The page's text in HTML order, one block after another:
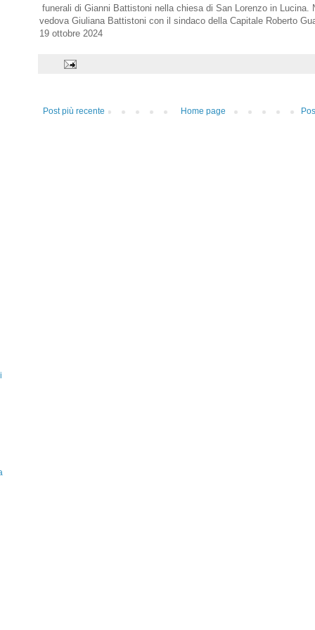
funerali di Gianni Battistoni nella chiesa di San Lorenzo in Lucina.
vedova Giuliana Battistoni con il sindaco della Capitale Roberto
19 ottobre 2024
Post più recente Home page